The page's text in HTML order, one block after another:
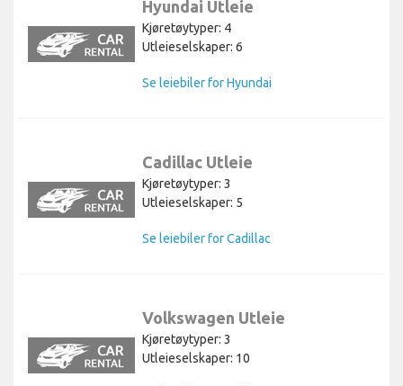
Hyundai Utleie
Kjøretøytyper: 4
Utleieselskaper: 6
Se leiebiler for Hyundai
Cadillac Utleie
Kjøretøytyper: 3
Utleieselskaper: 5
Se leiebiler for Cadillac
Volkswagen Utleie
Kjøretøytyper: 3
Utleieselskaper: 10